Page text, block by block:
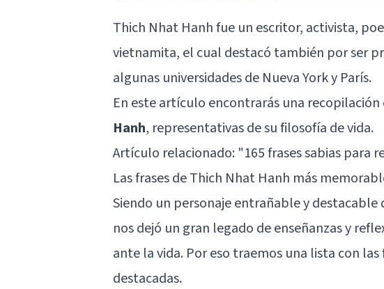
Thich Nhat Hanh fue un escritor, activista,
vietnamita, el cual destacó también por ser
algunas universidades de Nueva York y París.
En este artículo encontrarás una recopilación
Hanh, representativas de su filosofía de vida.
Artículo relacionado: "165 frases sabias para
Las frases de Thich Nhat Hanh más
Siendo un personaje entrañable y
nos dejó un gran legado de enseñanzas y
ante la vida. Por eso traemos una lista con
destacadas.